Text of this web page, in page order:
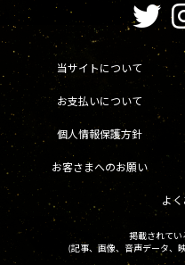
当サイトについて
お支払いについて
個人情報保護方針
お客さまへのお願い
よ
掲載されてい
(記事、画像、音声データ、